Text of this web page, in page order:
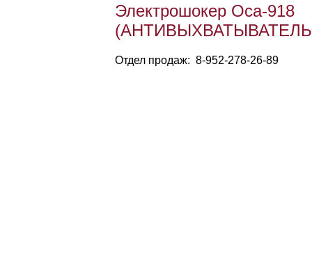
Электрошокер Оса-918
Отдел продаж: 8-952-278-26-89